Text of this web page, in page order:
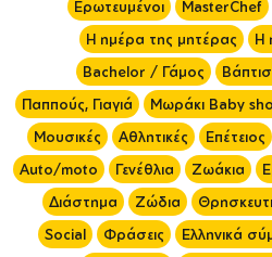
Ερωτευμένοι MasterChef
Η ημέρα της μητέρας
Η
Bachelor / Γάμος
Παππούς, Γιαγιά
Μωράκι Baby
Μουσικές
Αθλητικές Επέτειος
Auto/moto
Γενέθλια Ζωάκια
Διάστημα
Ζώδια
Social
Φράσεις Ελληνικά